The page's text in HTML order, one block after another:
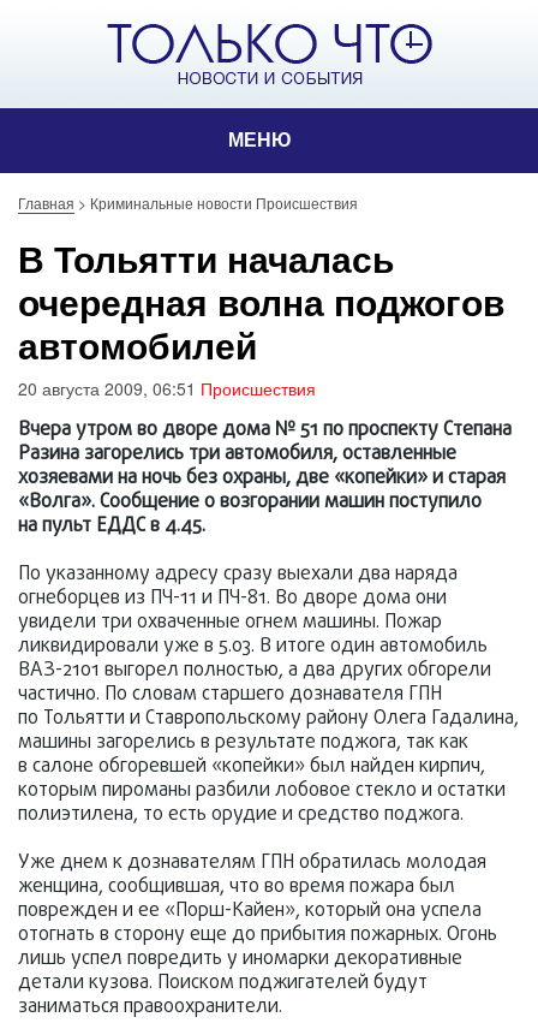
МЕНЮ
Главная > Криминальные новости Происшествия
В Тольятти началась
очередная волна поджогов
автомобилей
20 августа 2009, 06:51 Происшествия
Вчера утром во дворе дома № 51 по проспекту Степана
Разина загорелись три автомобиля, оставленные
хозяевами на ночь без охраны, две «копейки» и старая
«Волга». Сообщение о возгорании машин поступило
на пульт ЕДДС в 4.45.
По указанному адресу сразу выехали два наряда
огнеборцев из ПЧ-11 и ПЧ-81. Во дворе дома они
увидели три охваченные огнем машины. Пожар
ликвидировали уже в 5.03. В итоге один автомобиль
ВАЗ-2101 выгорел полностью, а два других обгорели
частично. По словам старшего дознавателя ГПН
по Тольятти и Ставропольскому району Олега Гадалина,
машины загорелись в результате поджога, так как
в салоне обгоревшей «копейки» был найден кирпич,
которым пироманы разбили лобовое стекло и остатки
полиэтилена, то есть орудие и средство поджога.
Уже днем к дознавателям ГПН обратилась молодая
женщина, сообщившая, что во время пожара был
поврежден и ее «Порш-Кайен», который она успела
отогнать в сторону еще до прибытия пожарных. Огонь
лишь успел повредить у иномарки декоративные
детали кузова. Поиском поджигателей будут
заниматься правоохранители.